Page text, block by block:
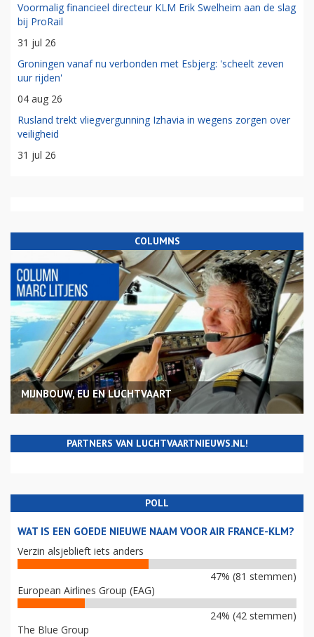
Voormalig financieel directeur KLM Erik Swelheim aan de slag
bij ProRail
31 jul 26
Groningen vanaf nu verbonden met Esbjerg: 'scheelt zeven
uur rijden'
04 aug 26
Rusland trekt vliegvergunning Izhavia in wegens zorgen over
veiligheid
31 jul 26
COLUMNS
MIJNBOUW, EU EN LUCHTVAART
PARTNERS VAN LUCHTVAARTNIEUWS.NL!
POLL
WAT IS EEN GOEDE NIEUWE NAAM VOOR AIR FRANCE-KLM?
Verzin alsjeblieft iets anders
47% (81 stemmen)
European Airlines Group (EAG)
24% (42 stemmen)
The Blue Group